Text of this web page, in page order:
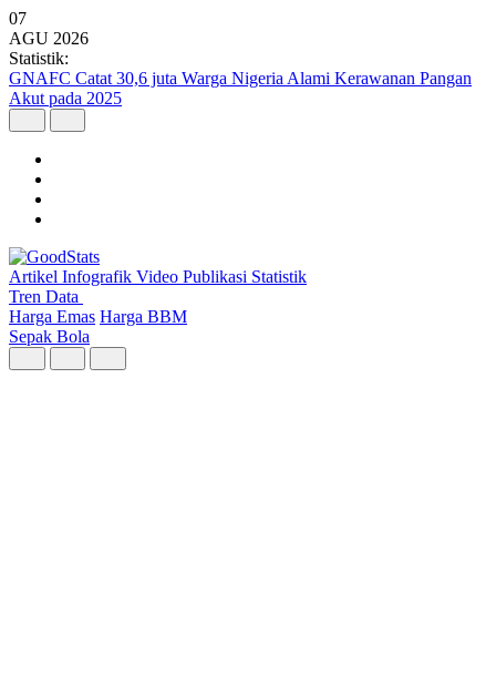
07
AGU 2026
Statistik:
Kunjungan Wisatawan Mancanegara Tembus 7 Juta per Semester I
2026
Artikel Infografik Video Publikasi Statistik
Tren Data
Harga Emas Harga BBM
Sepak Bola